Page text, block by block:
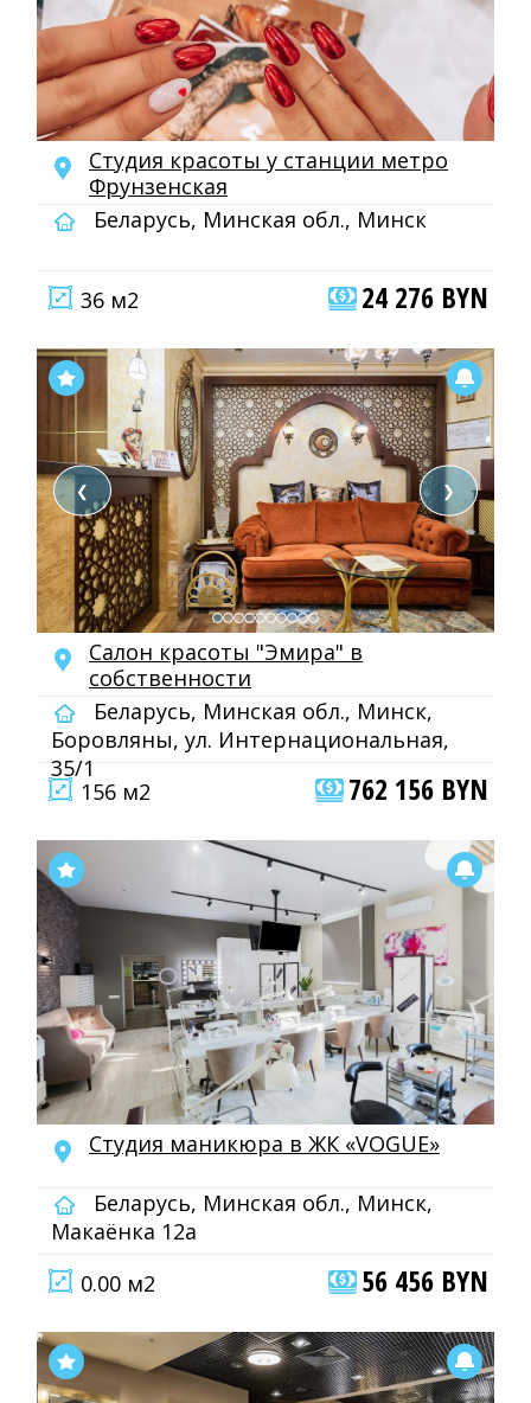
Студия красоты у станции метро
Фрунзенская
Беларусь, Минская обл., Минск
36 м2 24 276 BYN
❮ ❯
Салон красоты "Эмира" в
собственности
Беларусь, Минская обл., Минск,
Боровляны, ул. Интернациональная,
35/1
156 м2
762 156 BYN
Студия маникюра в ЖК «VOGUE»
Беларусь, Минская обл., Минск,
Макаёнка 12а
0.00 м2
56 456 BYN